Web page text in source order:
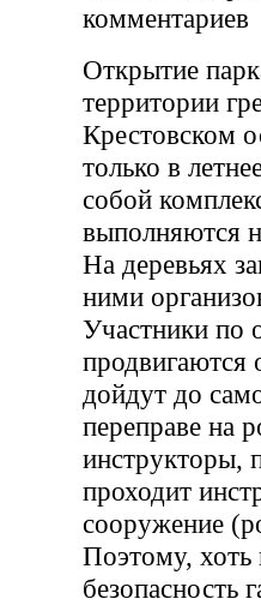
комментариев
Открытие
территории
Крестовском
только в
собой
выполняются
На деревьях
ними
Участники по
продвигаются
дойдут до
переправе на
инструкторы,
проходит
сооружение
Поэтому, хоть
безопасность